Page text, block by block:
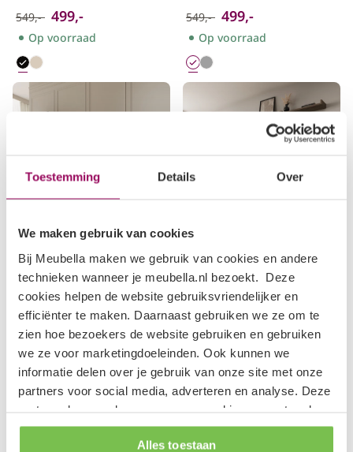
Toestemming Details Over
We maken gebruik van cookies
Bij Meubella maken we gebruik van cookies en andere
technieken wanneer je meubella.nl bezoekt. Deze
cookies helpen de website gebruiksvriendelijker en
efficiënter te maken. Daarnaast gebruiken we ze om te
zien hoe bezoekers de website gebruiken en gebruiken
we ze voor marketingdoeleinden. Ook kunnen we
informatie delen over je gebruik van onze site met onze
partners voor social media, adverteren en analyse. Deze
partners kunnen deze gegevens combineren met andere
informatie die je aan ze hebt verstrekt of die ze hebben
verzameld op basis van je gebruik van hun services.
Alles toestaan
549,- 499,-
Op voorraad
549,- 499,-
Op voorraad
Taro
Wandmeubel
Donker eikenpatroon
260x41x158 cm
749,-
Op voorraad
Sundra
Wandmeubel met bureau
Beige/Eiken
300x42x190 cm
649,- 599,-
Op voorraad